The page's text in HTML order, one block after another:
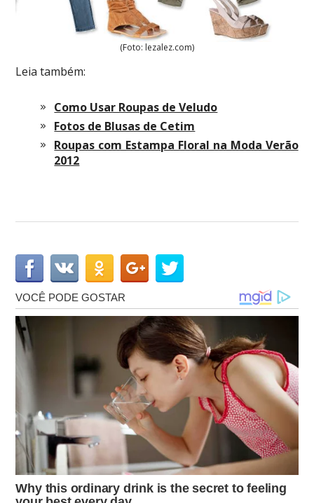
(Foto: lezalez.com)
Leia também:
Como Usar Roupas de Veludo
Fotos de Blusas de Cetim
Roupas com Estampa Floral na Moda Verão
2012